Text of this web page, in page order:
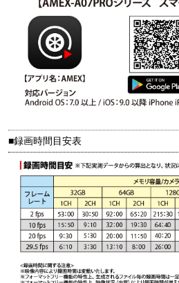
■録画時間目安表